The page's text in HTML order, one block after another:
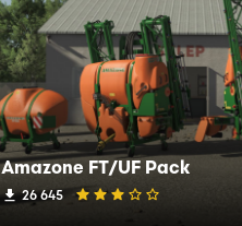
Amazone FT/UF Pack
26 645